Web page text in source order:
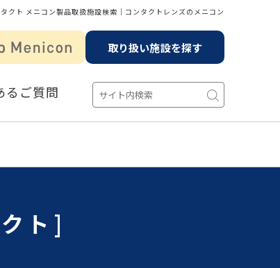
クト メニコン製品取扱施設検索│コンタクトレンズのメニコン
取り扱い施設を探す
るご質問
ト]